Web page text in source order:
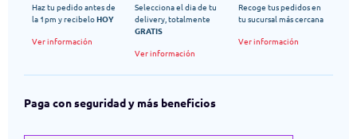
Haz tu pedido antes de
la 1pm y recibeloHOY
Ver información
Selecciona el dia de tu
delivery, totalmente
GRATIS
Ver información
Recoge tus pedidos en
tu sucursal más cercana
Ver información
Paga con seguridad y más beneficios